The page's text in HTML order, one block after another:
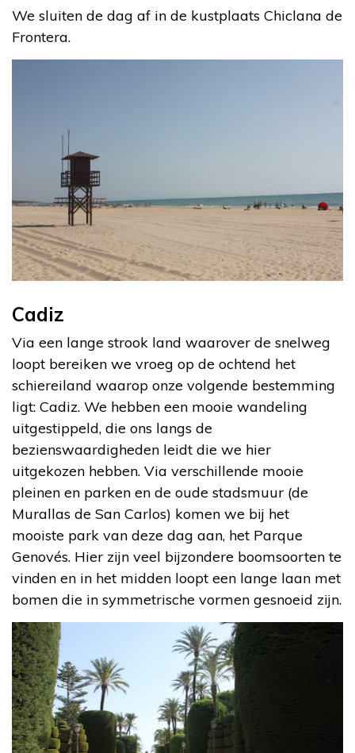
We sluiten de dag af in de kustplaats Chiclana de
Frontera.
Cadiz
Via een lange strook land waarover de snelweg
loopt bereiken we vroeg op de ochtend het
schiereiland waarop onze volgende bestemming
ligt: Cadiz. We hebben een mooie wandeling
uitgestippeld, die ons langs de
bezienswaardigheden leidt die we hier
uitgekozen hebben. Via verschillende mooie
pleinen en parken en de oude stadsmuur (de
Murallas de San Carlos) komen we bij het
mooiste park van deze dag aan, het Parque
Genovés. Hier zijn veel bijzondere boomsoorten te
vinden en in het midden loopt een lange laan met
bomen die in symmetrische vormen gesnoeid zijn.